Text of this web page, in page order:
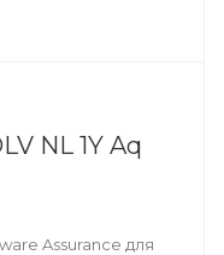
NL 1Y Aq
Assurance для